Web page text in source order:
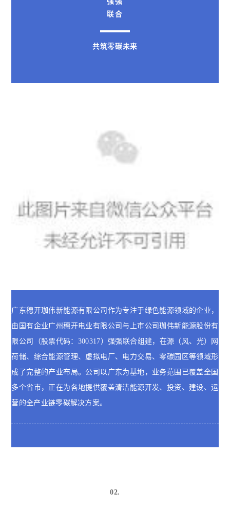
联合
共筑零碳未来
广东穗开珈伟新能源有限公司作为专注于绿色能源领域的企业，
由国有企业广州穗开电业有限公司与上市公司珈伟新能源股份有
限公司（股票代码：300317）强强联合组建，在源（风、光）网
荷储、综合能源管理、虚拟电厂、电力交易、零碳园区等领域形
成了完整的产业布局。公司以广东为基地，业务范围已覆盖全国
多个省市，正在为各地提供覆盖清洁能源开发、投资、建设、运
营的全产业链零碳解决方案。
02.